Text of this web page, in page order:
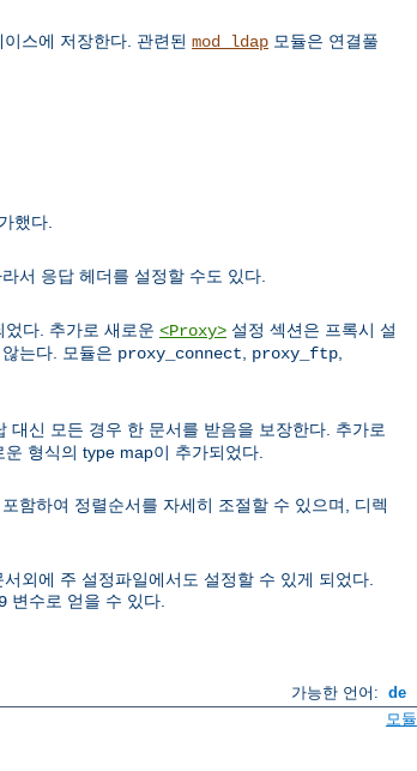
스에 저장한다. 관련된 mod_ldap 모듈은 연결풀
했다.
서 응답 헤더를 설정할 수도 있다.
다. 추가로 새로운 <Proxy> 설정 섹션은 프록시 설
는다. 모듈은 proxy_connect proxy_ftp
대신 모든 경우 한 문서를 받음을 보장한다. 추가로
형식의 type map이 추가되었다.
함하여 정렬순서를 자세히 조절할 수 있으며, 디렉
외에 주 설정파일에서도 설정할 수 있게 되었다.
변수로 얻을 수 있다.
가능한 언어: de
모듈